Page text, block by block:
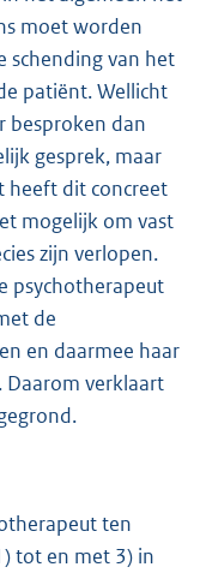
moet worden
schending van het
patiënt. Wellicht
besproken dan
gesprek, maar
heeft dit concreet
mogelijk om vast
zijn verlopen.
psychotherapeut
de
en daarmee haar
Daarom verklaart
ten
tot en met 3) in